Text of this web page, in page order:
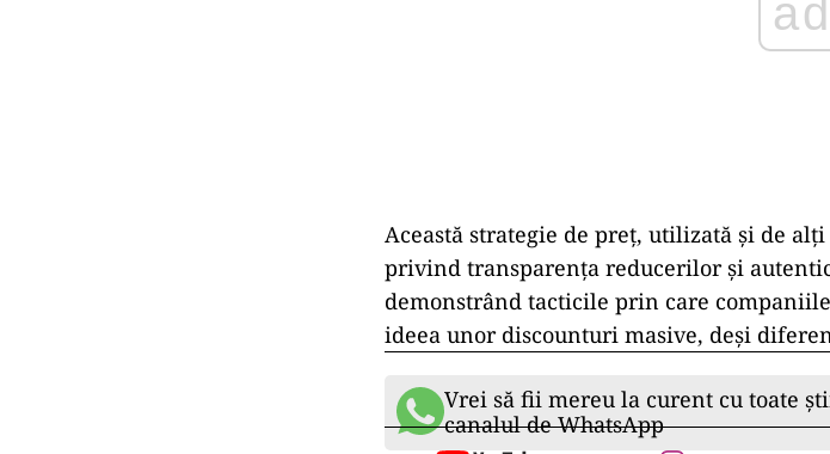
Această strategie de preț, utilizată și de
privind transparența reducerilor și
demonstrând tacticile prin care
ideea unor discounturi masive, deși
Vrei să fii mereu la curent cu toate
canalul de WhatsApp